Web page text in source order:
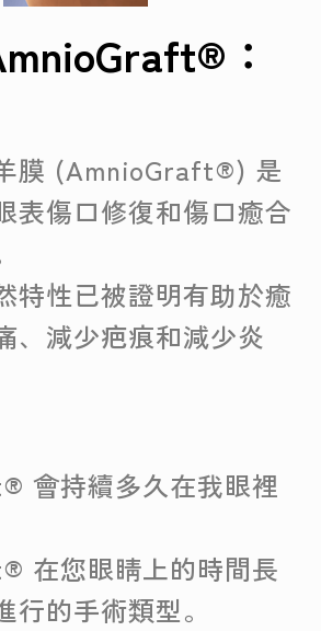
：
膜 (AmnioGraft®) 是
表傷口修復和傷口癒合
特性已被證明有助於癒
、減少疤痕和減少炎
會持續多久在我眼裡
在您眼睛上的時間長
行的手術類型。